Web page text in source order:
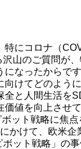
にコロナ（
山のご質問が
なったからで
けてどのよう
と人間生活を
値を向上させ
ット戦略に焦点
かけて、欧米企
ット戦略」の